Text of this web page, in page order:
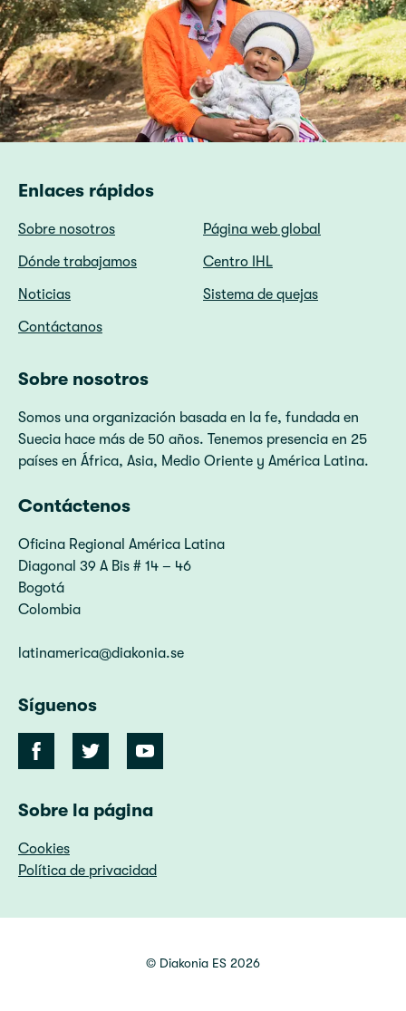
Enlaces rápidos
Sobre nosotros
Página web global
Dónde trabajamos
Centro IHL
Noticias
Sistema de quejas
Contáctanos
Sobre nosotros
Somos una organización basada en la fe, fundada en
Suecia hace más de 50 años. Tenemos presencia en 25
países en África, Asia, Medio Oriente y América Latina.
Contáctenos
Oficina Regional América Latina
Diagonal 39 A Bis # 14 – 46
Bogotá
Colombia
latinamerica@diakonia.se
Síguenos
Sobre la página
Cookies
Política de privacidad
© Diakonia ES 2026